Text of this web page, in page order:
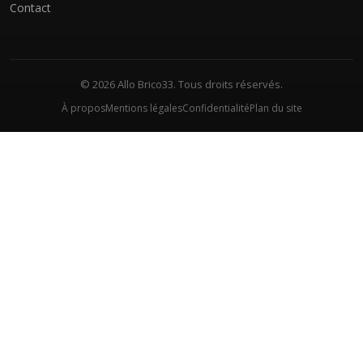
Contact
© 2026 Allo Brico33. Tous droits réservés.
À proposMentions légalesConfidentialitéPlan du site